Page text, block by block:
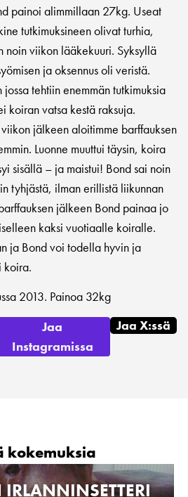
painoi alimmillaan 27kg. Useat
tutkimuksineen olivat turhia,
noin viikon lääkekuuri. Syksyllä
ja oksennus oli veristä.
tehtiin enemmän tutkimuksia
koiran vatsa kestä raksuja.
jälkeen aloitimme barffauksen
Luonne muuttui täysin, koira
sisällä – ja maistui! Bond sai noin
tyhjästä, ilman erillistä liikunnan
jälkeen Bond painaa jo
kaksi vuotiaalle koiralle.
ja Bond voi todella hyvin ja
koira.
2013. Painoa 32kg
Jaa
Instagramissa
Jaa X:ssä
kokemuksia